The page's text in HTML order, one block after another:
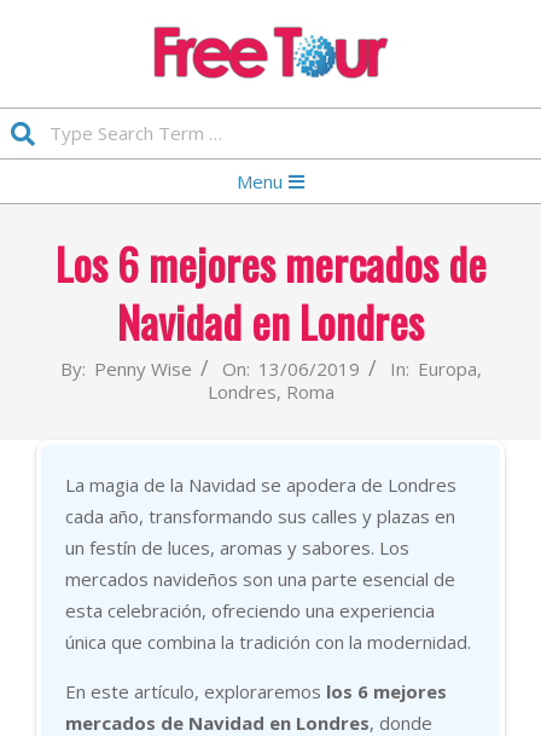
FREETOUR.COM.ES
Navigation
Menu
Los 6 mejores mercados de
Navidad en Londres
By: Penny Wise On: 13/06/2019 In: Europa,
Londres, Roma
La magia de la Navidad se apodera de Londres
cada año, transformando sus calles y plazas en
un festín de luces, aromas y sabores. Los
mercados navideños son una parte esencial de
esta celebración, ofreciendo una experiencia
única que combina la tradición con la modernidad.
En este artículo, exploraremos los 6 mejores
mercados de Navidad en Londres, donde